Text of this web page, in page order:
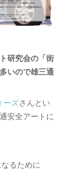
研究会の「街
いので雄三通
ーズさんとい
安全アートに
るために